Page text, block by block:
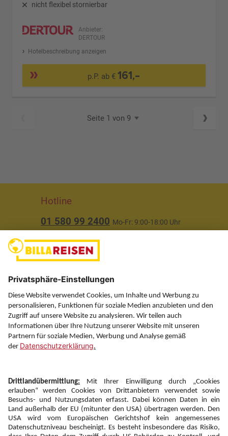
nicht flexibel stornierbar
Anbieter:
DERTOUR
Hotelbeschreibung anzeigen
p.P. ab €161,-
Seite 1 von 9
Hotline
01 580 99 2400 Mo-Fr: 9:00-18:00 Uhr
Über uns
Service
Information
Folgen Sie uns auf
Newsletter:
Anmelden